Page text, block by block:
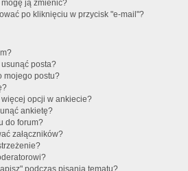
ją zmienić?
po kliknięciu w przycisk "e-mail"?
posta?
mojego postu?
opcji w ankiecie?
ankietę?
do forum?
załączników?
podczas pisania tematu?